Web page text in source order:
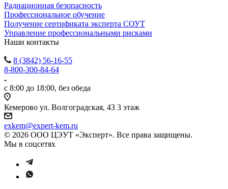
Радиационная безопасность
Профессиональное обучение
Получение сертификата эксперта СОУТ
Управление профессиональными рисками
Наши контакты
8 (3842) 56-16-55
8-800-300-84-64
с 8:00 до 18:00, без обеда
Кемерово ул. Волгоградская, 43 3 этаж
exkem@expert-kem.ru
© 2026 ООО ЦЭУТ «Эксперт». Все права защищены.
Мы в соцсетях